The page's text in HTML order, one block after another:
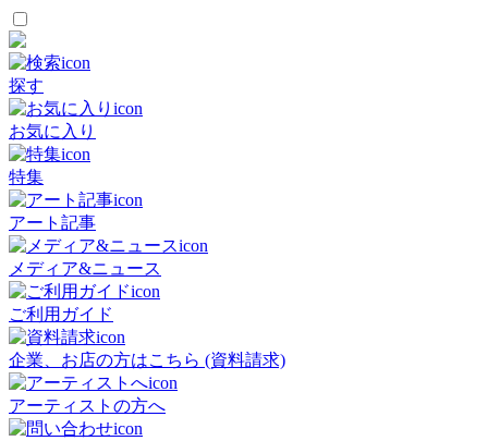
探す
お気に入り
特集
アート記事
メディア&ニュース
ご利用ガイド
企業、お店の方はこちら (資料請求)
アーティストの方へ